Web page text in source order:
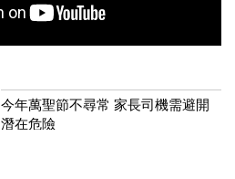
今年萬聖節不尋常 家長司機需避開
潛在危險